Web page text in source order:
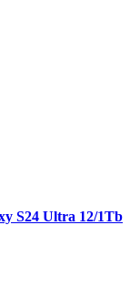
S24 Ultra 12/1Tb